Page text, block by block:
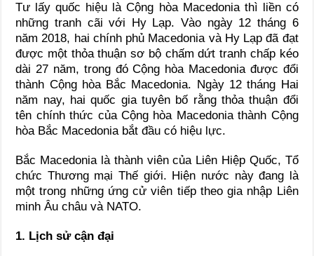
Tư lấy quốc hiệu là Cộng hòa Macedonia thì liền có
những tranh cãi với Hy Lạp. Vào ngày 12 tháng 6
năm 2018, hai chính phủ Macedonia và Hy Lạp đã đạt
được một thỏa thuận sơ bộ chấm dứt tranh chấp kéo
dài 27 năm, trong đó Cộng hòa Macedonia được đổi
thành Cộng hòa Bắc Macedonia. Ngày 12 tháng Hai
năm nay, hai quốc gia tuyên bố rằng thỏa thuận đổi
tên chính thức của Cộng hòa Macedonia thành Cộng
hòa Bắc Macedonia bắt đầu có hiệu lực.
Bắc Macedonia là thành viên của Liên Hiệp Quốc, Tổ
chức Thương mại Thế giới. Hiện nước này đang là
một trong những ứng cử viên tiếp theo gia nhập Liên
minh Âu châu và NATO.
1. Lịch sử cận đại